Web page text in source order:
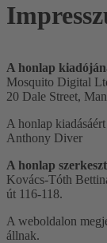
A honlap
Mosquito Digital
20 Dale Street,
A honlap
Anthony Diver
A honlap
Kovács-Tóth
út 116-118.
A weboldalon
állnak.